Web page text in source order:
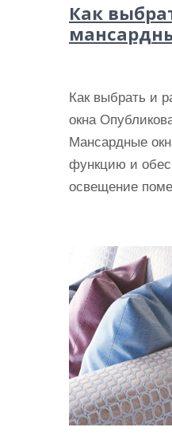
Как
Как выбрать и
окна
Мансардные
функцию и
освещение